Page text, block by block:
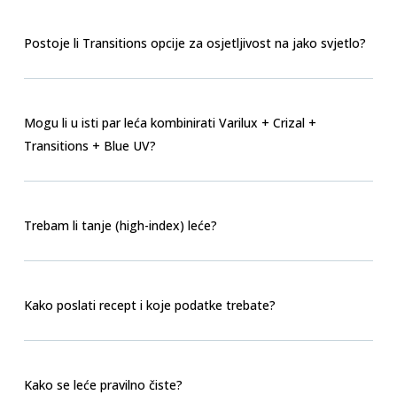
Postoje li Transitions opcije za osjetljivost na jako svjetlo?
Mogu li u isti par leća kombinirati Varilux + Crizal +
Transitions + Blue UV?
Trebam li tanje (high-index) leće?
Kako poslati recept i koje podatke trebate?
Kako se leće pravilno čiste?